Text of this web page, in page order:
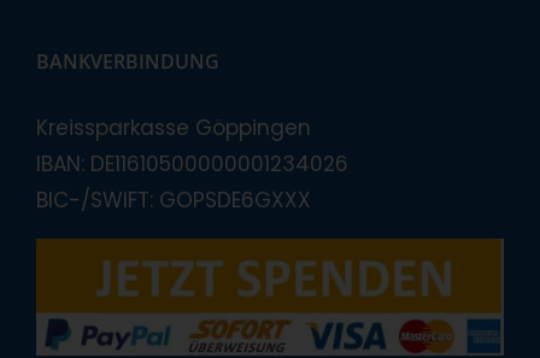
BANKVERBINDUNG
Kreissparkasse Göppingen
IBAN: DE11610500000001234026
BIC-/SWIFT: GOPSDE6GXXX